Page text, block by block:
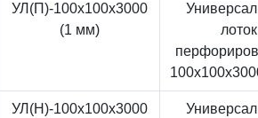
УЛ(П)-100x100x3000
(1 мм)
лоток
УЛ(Н)-100x100x3000